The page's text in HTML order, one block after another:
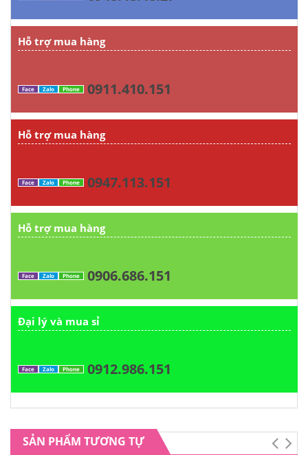
Hỗ trợ mua hàng
Face Zalo Phone 0911.410.151
Hỗ trợ mua hàng
Face Zalo Phone 0947.113.151
Hỗ trợ mua hàng
Face Zalo Phone 0906.686.151
Đại lý và mua sỉ
Face Zalo Phone 0912.986.151
SẢN PHẨM TƯƠNG TỰ